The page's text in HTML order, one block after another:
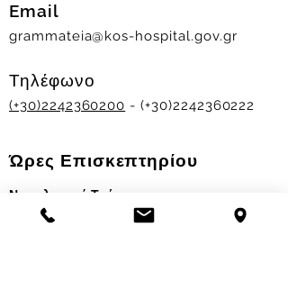
Email
grammateia@kos-hospital.gov.gr
Τηλέφωνο
(+30)2242360200 - (+30)2242360222
Ώρες Επισκεπτηρίου
Νοσηλευτικά Τμήματα
Χειμερινό ωράριο: 11.00-13.00
17.30-19.30